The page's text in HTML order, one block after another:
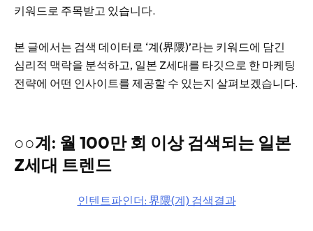
키워드로 주목받고 있습니다.
본 글에서는 검색 데이터로 ‘계(界隈)’라는 키워드에 담긴
심리적 맥락을 분석하고, 일본 Z세대를 타깃으로 한 마케팅
전략에 어떤 인사이트를 제공할 수 있는지 살펴보겠습니다.
○○계: 월 100만 회 이상 검색되는 일본
Z세대 트렌드
인텐트파인더: 界隈(계) 검색결과